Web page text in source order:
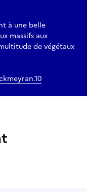
à une belle
massifs aux
de végétaux